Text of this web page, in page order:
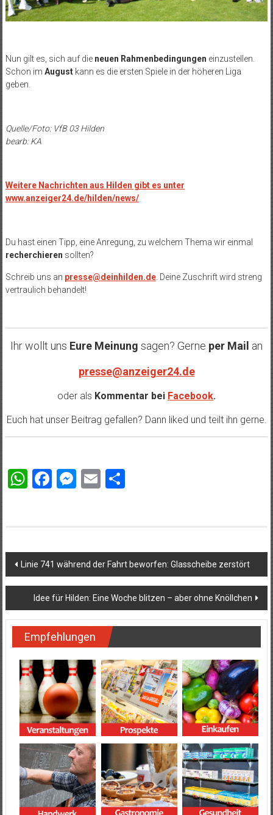
Nun gilt es, sich auf die neuen Rahmenbedingungen einzustellen.
Schon im Augustkann es die ersten Spiele in der höheren Liga
geben.
Quelle/Foto: VfB 03 Hilden
bearb: KA
Weitere Nachrichten aus Hilden gibt es unter
www.anzeiger24.de/hilden/news/
Du hast einen Tipp, eine Anregung, zu welchem Thema wir einmal
recherchieren sollten?
Schreib uns an presse@deinhilden.de. Deine Zuschrift wird streng
vertraulich behandelt!
Ihr wollt uns Eure Meinung sagen? Gerne per Mail an
presse@anzeiger24.de
oder als Kommentar bei Facebook.
Euch hat unser Beitrag gefallen? Dann liked und teilt ihn gerne.
WhatsApp
Facebook
Messenger
EmailTeilen
Beitragsnavigation
Linie 741 während der Fahrt beworfen: Glasscheibe zerstört
Idee für Hilden: Eine Woche blitzen – aber ohne Knöllchen
Empfehlungen